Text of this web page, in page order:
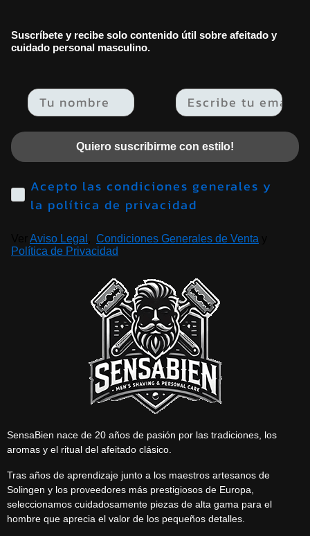
Suscríbete y recibe solo contenido útil sobre afeitado y
cuidado personal masculino.
Email
Quiero suscribirme con estilo!
Acepto las condiciones generales y
la política de privacidad
Aviso Legal Condiciones Generales de Venta
Política de Privacidad
SensaBien nace de 20 años de pasión por las tradiciones, los
aromas y el ritual del afeitado clásico.
Tras años de aprendizaje junto a los maestros artesanos de
Solingen y los proveedores más prestigiosos de Europa,
seleccionamos cuidadosamente piezas de alta gama para el
hombre que aprecia el valor de los pequeños detalles.